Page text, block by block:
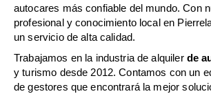
autocares más confiable del mundo. Con
profesional y conocimiento local en
un servicio de alta calidad.
Trabajamos en la industria de alquiler de
y turismo desde 2012. Contamos con un
de gestores que encontrará la mejor